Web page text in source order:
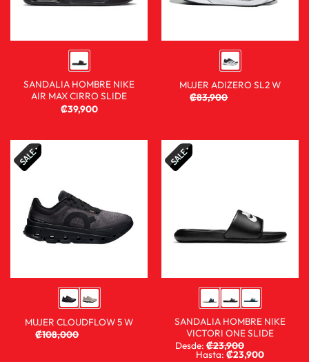
SANDALIA HOMBRE NIKE
AIR MAX CIRRO SLIDE
₡39,900
MUJER ADIZERO SL2 W
₡83,900
MUJER CLOUDFLOW 5 W
₡108,000
SANDALIA HOMBRE NIKE
VICTORI ONE SLIDE
Desde: ₡23,900
Hasta: ₡23,900